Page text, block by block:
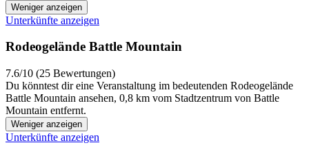
Weniger anzeigen
Unterkünfte anzeigen
Rodeogelände Battle Mountain
7.6/10 (25 Bewertungen)
Du könntest dir eine Veranstaltung im bedeutenden Rodeogelände
Battle Mountain ansehen, 0,8 km vom Stadtzentrum von Battle
Mountain entfernt.
Weniger anzeigen
Unterkünfte anzeigen